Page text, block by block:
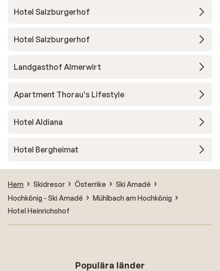
Hotel Salzburgerhof
Hotel Salzburgerhof
Landgasthof Almerwirt
Apartment Thorau's Lifestyle
Hotel Aldiana
Hotel Bergheimat
Hem Skidresor Österrike
Ski Amadé
Hochkönig - Ski Amadé
Mühlbach am Hochkönig
Hotel Heinrichshof
Populära länder